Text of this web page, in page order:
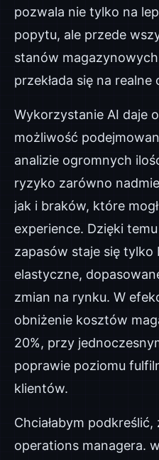
pozwala nie tylko na
popytu, ale przede
stanów
przekłada się na
Wykorzystanie AI daje
możliwość
analizie ogromnych
ryzyko zarówno
jak i braków, które
experience. Dzięki
zapasów staje się tylko
elastyczne,
zmian na rynku. W
obniżenie kosztów
20%, przy
poprawie poziomu
klientów.
Chciałabym
operations managera.